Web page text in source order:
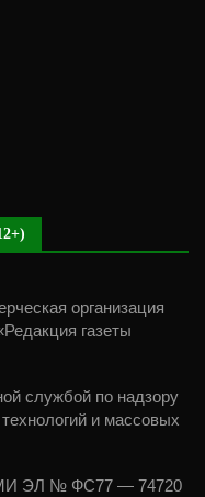
организация
газеты
службой по надзору
и массовых
ЭЛ № ФС77 — 74720